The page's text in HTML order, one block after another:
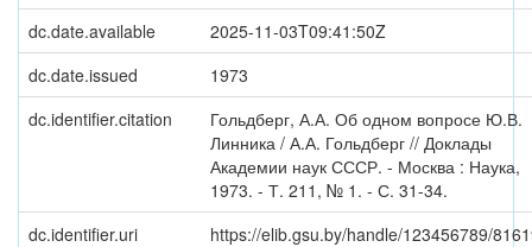
dc.date.available
2025-11-03T09:41:50Z
dc.date.issued
1973
dc.identifier.citation
Гольдберг, А.А. Об одном вопросе Ю.В.
Линника / А.А. Гольдберг // Доклады
Академии наук СССР. - Москва : Наука,
1973. - Т. 211, № 1. - С. 31-34.
dc.identifier.uri
https://elib.gsu.by/handle/123456789/